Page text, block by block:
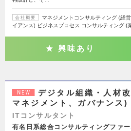
会社概要
マネジメントコンサルティング (経
イアンス) ビジネスプロセス コンサルティング (
興味あり
NEW
デジタル組織・人材
マネジメント、ガバナンス)
ITコンサルタント
有名日系総合コンサルティングファー